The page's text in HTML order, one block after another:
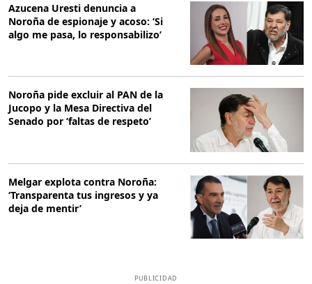
Azucena Uresti denuncia a
Noroña de espionaje y acoso: ‘Si
algo me pasa, lo responsabilizo’
Noroña pide excluir al PAN de la
Jucopo y la Mesa Directiva del
Senado por ‘faltas de respeto’
Melgar explota contra Noroña:
‘Transparenta tus ingresos y ya
deja de mentir’
PUBLICIDAD